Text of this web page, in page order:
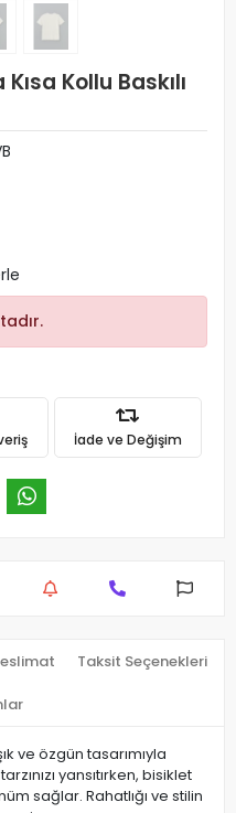
Kollu Baskılı
İade ve Değişim
Taksit Seçenekleri
ve özgün tasarımıyla
yansıtırken, bisiklet
sağlar. Rahatlığı ve stilin